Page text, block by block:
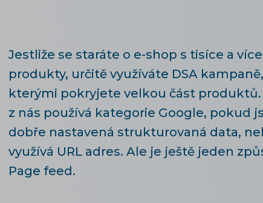
Jestliže se staráte o e-shop s tisíce a více
produkty, určitě využíváte DSA kampaně,
kterými pokryjete velkou část produktů.
z nás používá kategorie Google, pokud
dobře nastavená strukturovaná data,
využívá URL adres. Ale je ještě jeden
Page feed.